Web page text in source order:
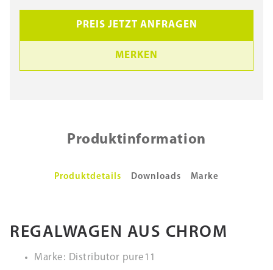
PREIS JETZT ANFRAGEN
MERKEN
Produktinformation
Produktdetails Downloads Marke
REGALWAGEN AUS CHROM
Marke: Distributor pure11